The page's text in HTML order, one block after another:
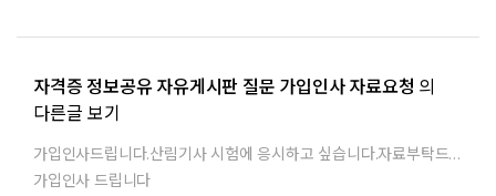
자격증 정보공유 자유게시판 질문 가입인사 자료요청 의
다른글 보기
가입인사드립니다.산림기사 시험에 응시하고 싶습니다.자료부탁드립니다.밖에는 가을비가 촉촉히 내리고 있습니다.모두 건강관리 잘하셔으면 좋겠습니다.
가입인사 드립니다